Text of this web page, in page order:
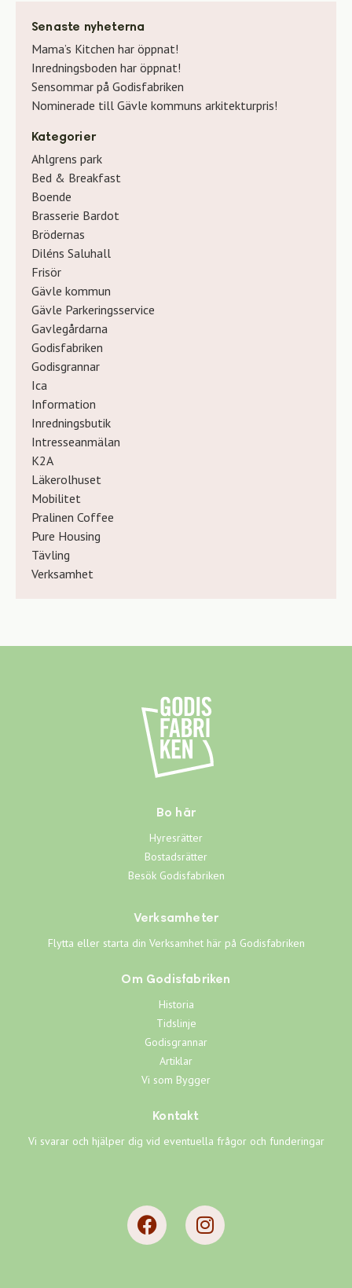
Senaste nyheterna
Mama’s Kitchen har öppnat!
Inredningsboden har öppnat!
Sensommar på Godisfabriken
Nominerade till Gävle kommuns arkitekturpris!
Kategorier
Ahlgrens park
Bed & Breakfast
Boende
Brasserie Bardot
Brödernas
Diléns Saluhall
Frisör
Gävle kommun
Gävle Parkeringsservice
Gavlegårdarna
Godisfabriken
Godisgrannar
Ica
Information
Inredningsbutik
Intresseanmälan
K2A
Läkerolhuset
Mobilitet
Pralinen Coffee
Pure Housing
Tävling
Verksamhet
Bo här
Hyresrätter
Bostadsrätter
Besök Godisfabriken
Verksamheter
Flytta eller starta din Verksamhet här på Godisfabriken
Om Godisfabriken
Historia
Tidslinje
Godisgrannar
Artiklar
Vi som Bygger
Kontakt
Vi svarar och hjälper dig vid eventuella frågor och funderingar